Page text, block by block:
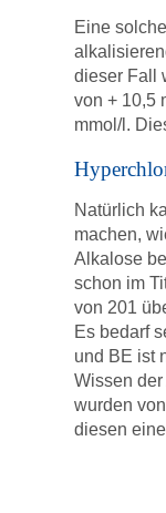
Eine
dieser Fall
von + 10,5
mmol/l.
Natürlich
machen,
Alkalose
schon im
von 201
Es bedarf
und BE ist
Wissen
wurden
diesen